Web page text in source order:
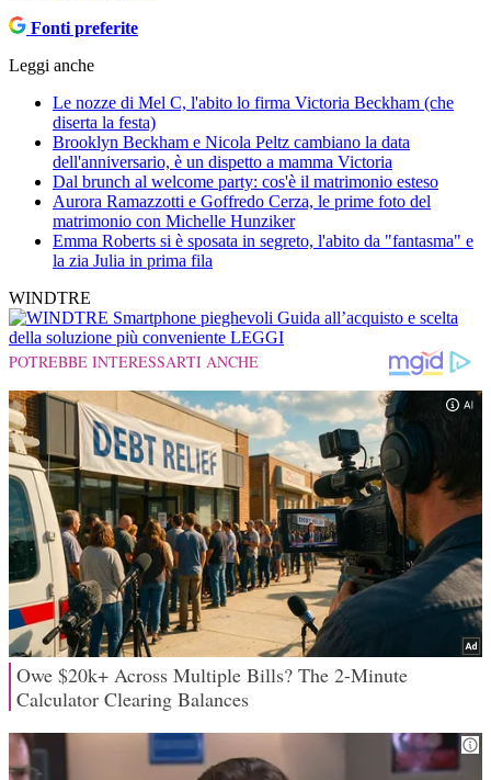
Fonti preferite
Leggi anche
Le nozze di Mel C, l'abito lo firma Victoria Beckham (che
diserta la festa)
Brooklyn Beckham e Nicola Peltz cambiano la data
dell'anniversario, è un dispetto a mamma Victoria
Dal brunch al welcome party: cos'è il matrimonio esteso
Aurora Ramazzotti e Goffredo Cerza, le prime foto del
matrimonio con Michelle Hunziker
Emma Roberts si è sposata in segreto, l'abito da "fantasma" e
la zia Julia in prima fila
WINDTRE
Smartphone pieghevoli Guida all’acquisto e scelta
della soluzione più conveniente LEGGI